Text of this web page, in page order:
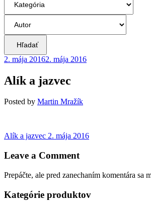
Hľadať
2. mája 20162. mája 2016
Alík a jazvec
Posted by Martin Mražík
Navigácia
v
Alík a jazvec Previous
2. mája 2016
Leave a Comment
Prepáčte, ale pred zanechaním komentára sa
Kategórie produktov